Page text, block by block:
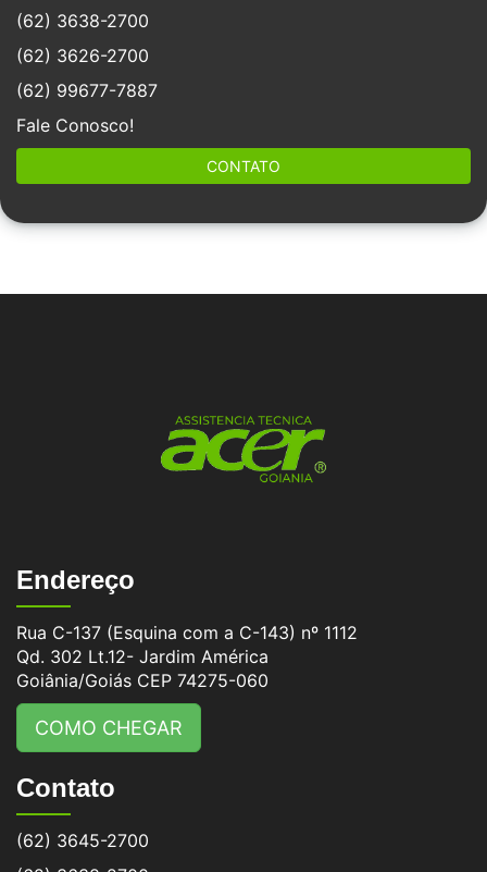
(62) 3638-2700
(62) 3626-2700
(62) 99677-7887
Fale Conosco!
CONTATO
Endereço
Rua C-137 (Esquina com a C-143) nº 1112
Qd. 302 Lt.12- Jardim América
Goiânia/Goiás CEP 74275-060
COMO CHEGAR
Contato
(62) 3645-2700